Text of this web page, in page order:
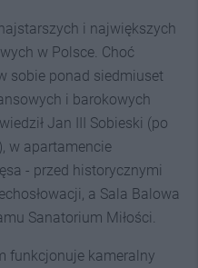
i największych
w Polsce. Choć
sobie ponad siedmiuset
i barokowych
Jan III Sobieski (po
w apartamencie
- przed historycznymi
a Sala Balowa
Sanatorium Miłości.
funkcjonuje kameralny